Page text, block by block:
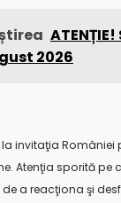
2026
la invitaţia
Atenţia sporită pe
a reacţiona şi